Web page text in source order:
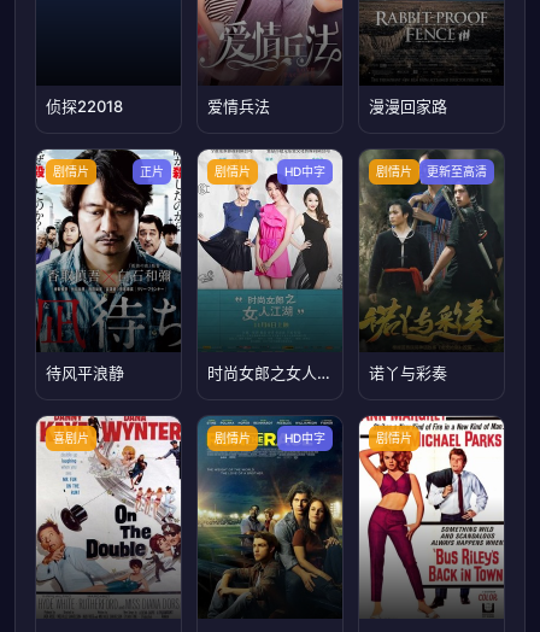
侦探22018 爱情兵法 漫漫回家路
剧情片 正片
待风平浪静
剧情片 HD中字
时尚女郎之女人江湖
剧情片 更新至高清
诺丫与彩奏
喜剧片 剧情片 HD中字 剧情片